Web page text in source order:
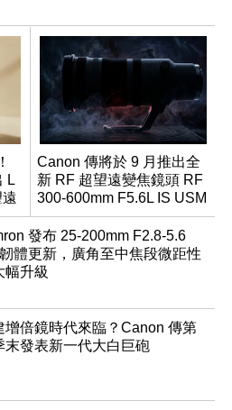
L
Canon 傳將於 9 月推出全
新 RF 超望遠變焦鏡頭 RF
300-600mm F5.6L IS USM
發布 25-200mm F2.8-5.6
體更新，廣角至中焦段微距性
幅升級
增倍鏡時代來臨？Canon 傳第
末發表新一代大白巨砲